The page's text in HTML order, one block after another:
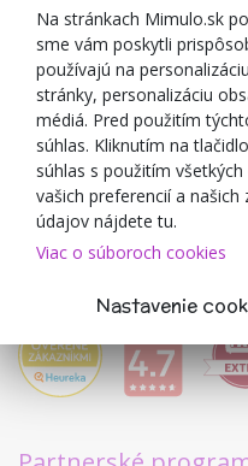
Zľavové kupóny
Blog
O predajcovi
Mimulo.sk
Obchodné podmienky
Ochrana osobných údajov
Kontakty
Spolupracujeme
Na stránkach Mimulo.sk
sme vám poskytli
používajú na
stránky, personalizáciu
médiá. Pred použitím
súhlas. Kliknutím na
súhlas s použitím
vašich preferencií a
údajov nájdete tu.
Viac o súboroch cookies
Nastavenie